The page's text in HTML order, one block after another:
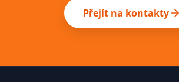
Přejít na kontakty